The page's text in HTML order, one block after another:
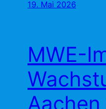
19. Mai 2026
MWE-
Aachen